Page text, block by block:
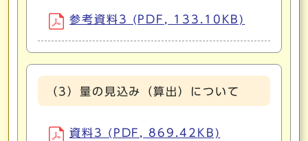
参考資料3 (PDF, 133.10KB)
（3）量の見込み（算出）について
資料3 (PDF, 869.42KB)